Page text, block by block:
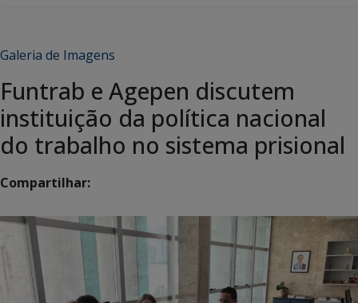
Galeria de Imagens
Funtrab e Agepen discutem
instituição da política nacional
do trabalho no sistema prisional
Compartilhar: